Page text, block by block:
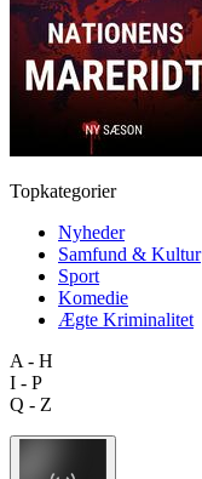
Topkategorier
Nyheder
Samfund & Kultur
Sport
Komedie
Ægte Kriminalitet
A - H
I - P
Q - Z